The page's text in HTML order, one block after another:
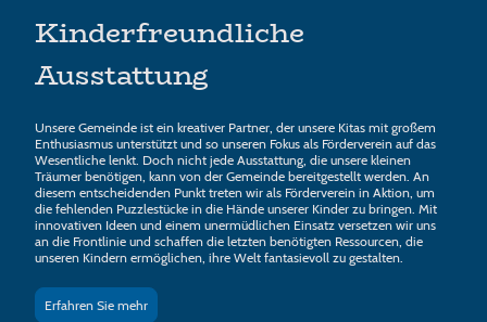
Kinderfreundliche
Ausstattung
Unsere Gemeinde ist ein kreativer Partner, der unsere Kitas mit großem
Enthusiasmus unterstützt und so unseren Fokus als Förderverein auf das
Wesentliche lenkt. Doch nicht jede Ausstattung, die unsere kleinen
Träumer benötigen, kann von der Gemeinde bereitgestellt werden. An
diesem entscheidenden Punkt treten wir als Förderverein in Aktion, um
die fehlenden Puzzlestücke in die Hände unserer Kinder zu bringen. Mit
innovativen Ideen und einem unermüdlichen Einsatz versetzen wir uns
an die Frontlinie und schaffen die letzten benötigten Ressourcen, die
unseren Kindern ermöglichen, ihre Welt fantasievoll zu gestalten.
Erfahren Sie mehr